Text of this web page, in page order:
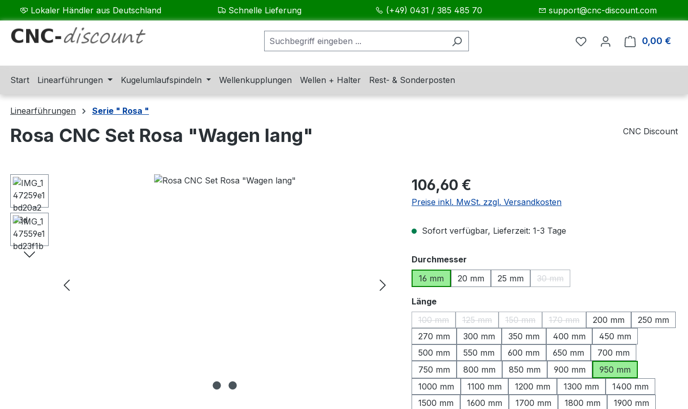
Hauptinhalt springen
Zur Suche springen
Zur Hauptnavigation springen
Lokaler Händler aus Deutschland Schnelle Lieferung (+49) 0431 / 385 485 70 support@cnc-discount.com
0,00 €
Start Linearführungen Kugelumlaufspindeln Wellenkupplungen Wellen + Halter Rest- & Sonderposten
Linearführungen Serie " Rosa "
Rosa CNC Set Rosa "Wagen lang" CNC Discount
Bildergalerie überspringen Regulärer Preis:
106,60 €
Preise inkl. MwSt. zzgl. Versandkosten
Sofort verfügbar, Lieferzeit: 1-3 Tage
Durchmesser
16 mm
20 mm 25 mm 30 mm
(Diese Option ist zurzeit nicht verfügbar.)
Längeauswählen
100 mm
(Diese Option ist zurzeit nicht verfügbar.)
125 mm
(Diese Option ist zurzeit nicht verfügbar.)
150 mm
(Diese Option ist zurzeit nicht verfügbar.)
170 mm
(Diese Option ist zurzeit nicht
200 mm
250 mm
270 mm
300 mm 350 mm 400 mm
450 mm
500 mm
550 mm 600 mm 650 mm
700 mm
750 mm
800 mm 850 mm 900 mm
950 mm
1000 mm
1100 mm 1200 mm 1300 mm
1400 mm
1500 mm
1600 mm 1700 mm 1800 mm
1900 mm